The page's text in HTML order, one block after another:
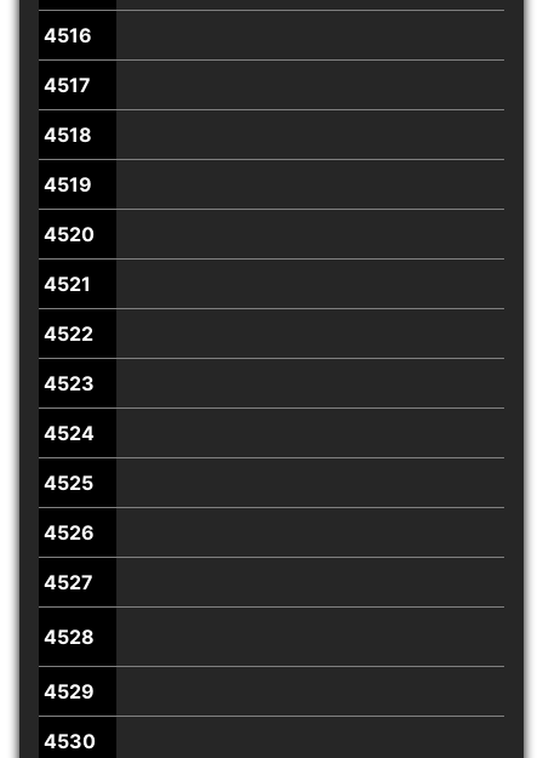
4516
4517
4518
4519
4520
4521
4522
4523
4524
4525
4526
4527
4528
4529
4530